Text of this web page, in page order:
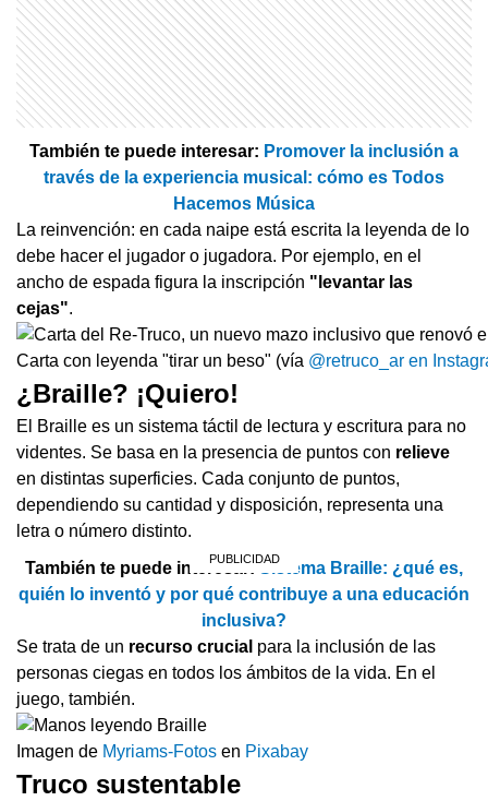
También te puede interesar: Promover la inclusión a
través de la experiencia musical: cómo es Todos
Hacemos Música
La reinvención: en cada naipe está escrita la leyenda de lo
debe hacer el jugador o jugadora. Por ejemplo, en el
ancho de espada figura la inscripción "levantar las
cejas".
Carta con leyenda "tirar un beso" (vía @retruco_ar en
¿Braille? ¡Quiero!
El Braille es un sistema táctil de lectura y escritura para no
videntes. Se basa en la presencia de puntos con relieve
en distintas superficies. Cada conjunto de puntos,
dependiendo su cantidad y disposición, representa una
letra o número distinto.
También te puede interesar:Sistema Braille: ¿qué es,
quién lo inventó y por qué contribuye a una educación
inclusiva?
Se trata de un recurso crucial para la inclusión de las
personas ciegas en todos los ámbitos de la vida. En el
juego, también.
Imagen de Myriams-Fotos en Pixabay
Truco sustentable